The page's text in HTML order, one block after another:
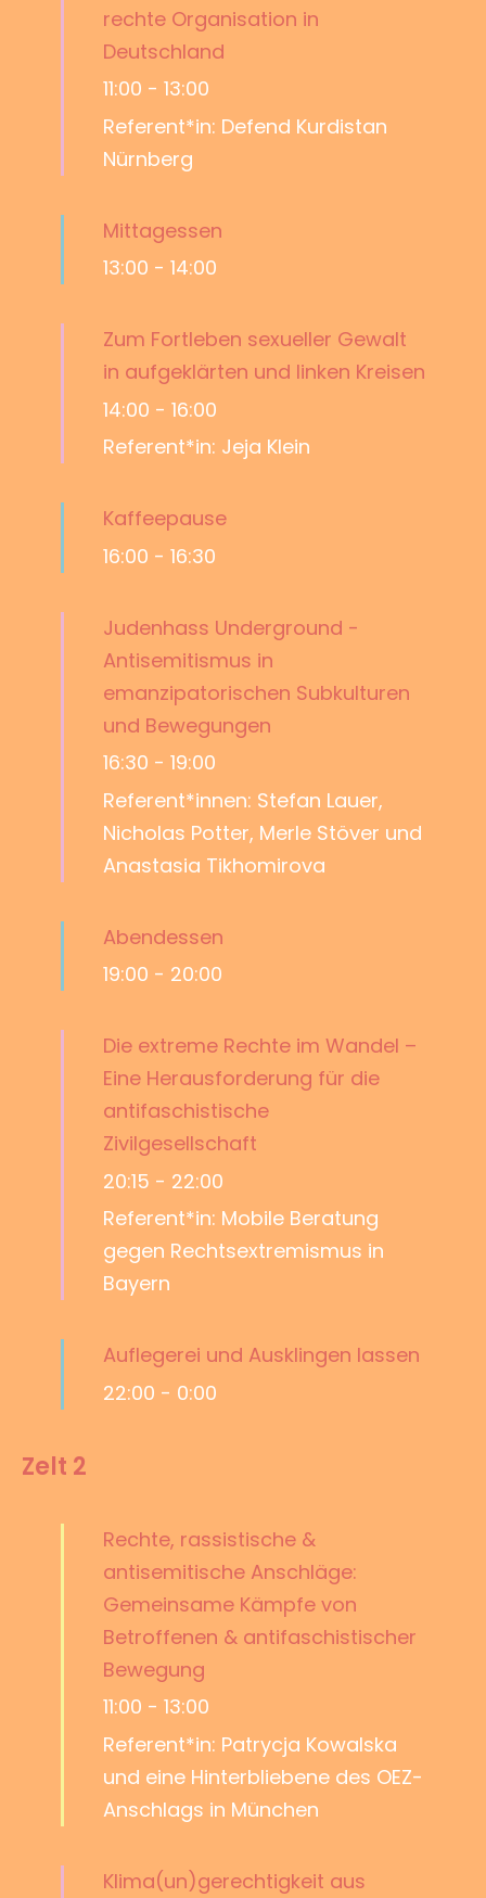
rechte Organisation in
Deutschland
11:00 - 13:00
Referent*in: Defend Kurdistan
Nürnberg
Mittagessen
13:00 - 14:00
Zum Fortleben sexueller Gewalt
in aufgeklärten und linken Kreisen
14:00 - 16:00
Referent*in: Jeja Klein
Kaffeepause
16:00 - 16:30
Judenhass Underground -
Antisemitismus in
emanzipatorischen Subkulturen
und Bewegungen
16:30 - 19:00
Referent*innen: Stefan Lauer,
Nicholas Potter, Merle Stöver und
Anastasia Tikhomirova
Abendessen
19:00 - 20:00
Die extreme Rechte im Wandel –
Eine Herausforderung für die
antifaschistische
Zivilgesellschaft
20:15 - 22:00
Referent*in: Mobile Beratung
gegen Rechtsextremismus in
Bayern
Auflegerei und Ausklingen lassen
22:00 - 0:00
Zelt 2
Rechte, rassistische &
antisemitische Anschläge:
Gemeinsame Kämpfe von
Betroffenen & antifaschistischer
Bewegung
11:00 - 13:00
Referent*in: Patrycja Kowalska
und eine Hinterbliebene des OEZ-
Anschlags in München
Klima(un)gerechtigkeit aus